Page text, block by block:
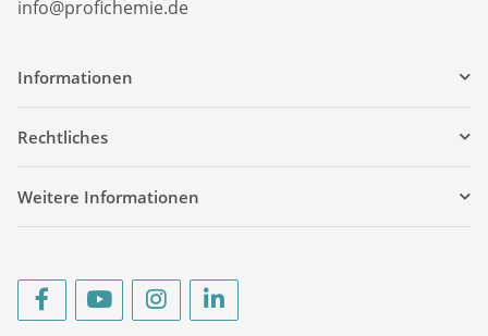
info@profichemie.de
Informationen
Rechtliches
Weitere Informationen